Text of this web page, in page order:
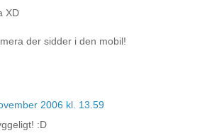
XD
der sidder i den mobil!
2006 kl. 13.59
:D